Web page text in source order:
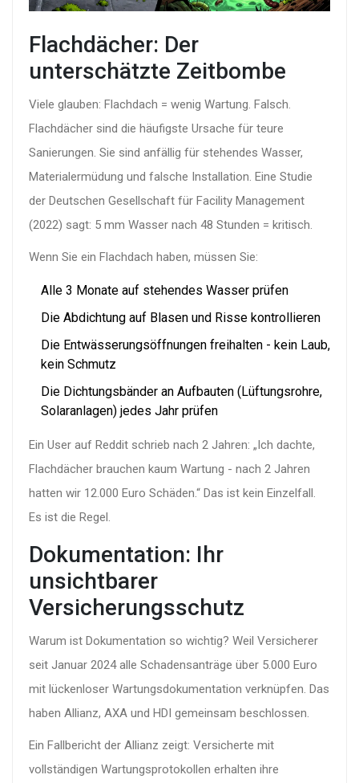
Flachdächer: Der
unterschätzte Zeitbombe
Viele glauben: Flachdach = wenig Wartung. Falsch.
Flachdächer sind die häufigste Ursache für teure
Sanierungen. Sie sind anfällig für stehendes Wasser,
Materialermüdung und falsche Installation. Eine Studie
der Deutschen Gesellschaft für Facility Management
(2022) sagt: 5 mm Wasser nach 48 Stunden = kritisch.
Wenn Sie ein Flachdach haben, müssen Sie:
Alle 3 Monate auf stehendes Wasser prüfen
Die Abdichtung auf Blasen und Risse kontrollieren
Die Entwässerungsöffnungen freihalten - kein Laub,
kein Schmutz
Die Dichtungsbänder an Aufbauten (Lüftungsrohre,
Solaranlagen) jedes Jahr prüfen
Ein User auf Reddit schrieb nach 2 Jahren: „Ich dachte,
Flachdächer brauchen kaum Wartung - nach 2 Jahren
hatten wir 12.000 Euro Schäden.“ Das ist kein Einzelfall.
Es ist die Regel.
Dokumentation: Ihr
unsichtbarer
Versicherungsschutz
Warum ist Dokumentation so wichtig? Weil Versicherer
seit Januar 2024 alle Schadensanträge über 5.000 Euro
mit lückenloser Wartungsdokumentation verknüpfen. Das
haben Allianz, AXA und HDI gemeinsam beschlossen.
Ein Fallbericht der Allianz zeigt: Versicherte mit
vollständigen Wartungsprotokollen erhalten ihre